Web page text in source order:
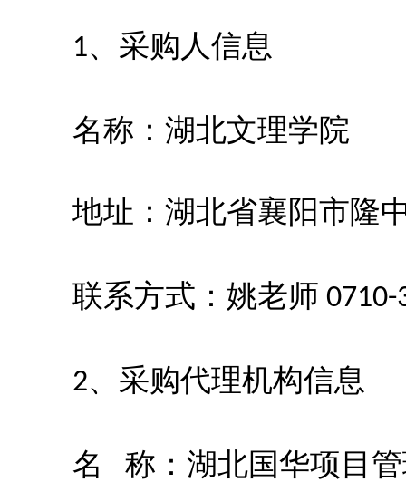
1、采购人信息
名称：湖北文理学院
地址：湖北省襄阳市隆
联系方式：姚老师 0710-
2、采购代理机构信息
名 称：湖北国华项目